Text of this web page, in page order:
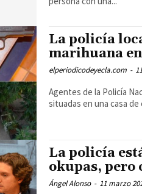
La policía
marihuana
elperiodicodeyecla.com -
Agentes de la Policía
situadas en una casa de
La policía
okupas, pero
Ángel Alonso - 11 marzo